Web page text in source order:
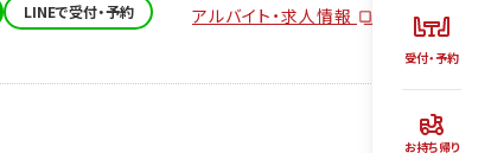
受付・予約
お持ち帰り
LINEで受付・予約 アルバイト・求人情報